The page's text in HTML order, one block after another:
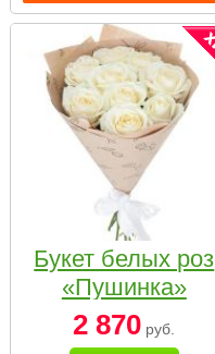
Букет белых роз
«Пушинка»
2 870 руб.